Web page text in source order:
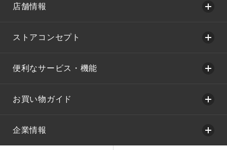
店舗情報
ストアコンセプト
便利なサービス・機能
お買い物ガイド
企業情報